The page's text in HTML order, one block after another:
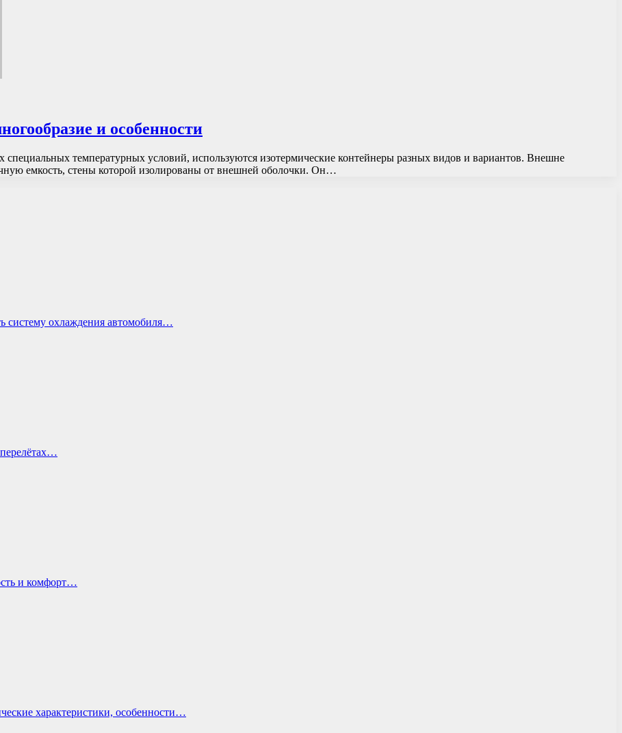
и особенности
температурных условий, используются изотермические контейнеры разных видов и вариантов. Внешне
емкость, стены которой изолированы от внешней оболочки. Он…
систему охлаждения автомобиля…
и комфорт…
характеристики, особенности…